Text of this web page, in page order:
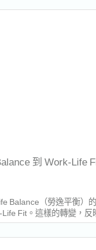
到 Work-Life
Balance（勞逸平衡）
Fit。這樣的轉變，反
個人生活並不一定符
定的時間分配，Work-